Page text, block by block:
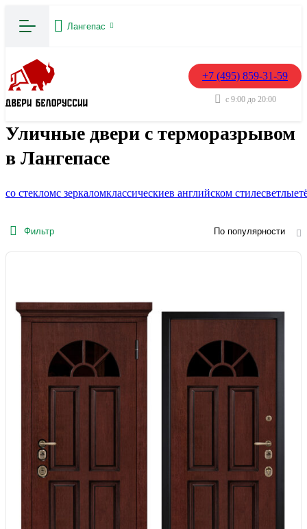
Лангепас
+7 (495) 859-31-59
с 9:00 до 20:00
Уличные двери с терморазрывом
в Лангепасе
со стекломс зеркаломклассическиев английском стилесветлые
Фильтр По популярности